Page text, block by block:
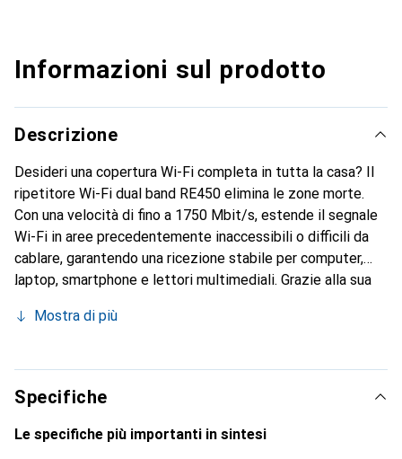
Informazioni sul prodotto
Descrizione
Desideri una copertura Wi-Fi completa in tutta la casa? Il
ripetitore Wi-Fi dual band RE450 elimina le zone morte.
Con una velocità di fino a 1750 Mbit/s, estende il segnale
Wi-Fi in aree precedentemente inaccessibili o difficili da
cablare, garantendo una ricezione stabile per computer,
laptop, smartphone e lettori multimediali. Grazie alla sua
dispositivi di rete.
Mostra di più
Specifiche
Le specifiche più importanti in sintesi